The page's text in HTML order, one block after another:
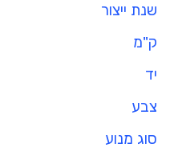
שנת ייצור
ק"מ
יד
צבע
סוג מנוע